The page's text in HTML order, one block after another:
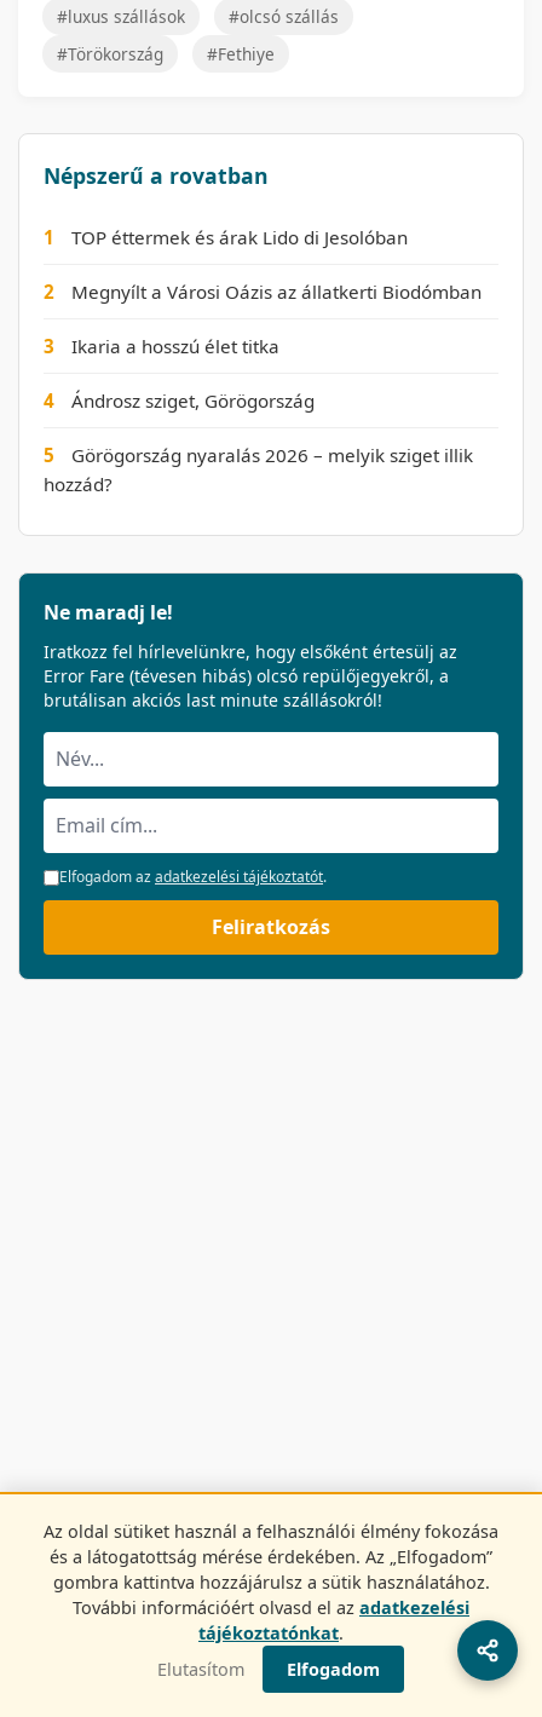
#luxus szállások
#olcsó szállás
#Törökország
#Fethiye
Népszerű a rovatban
1 TOP éttermek és árak Lido di Jesolóban
2 Megnyílt a Városi Oázis az állatkerti Biodómban
3 Ikaria a hosszú élet titka
4 Ándrosz sziget, Görögország
5
Görögország nyaralás 2026 – melyik sziget illik
hozzád?
Ne maradj le!
Iratkozz fel hírlevelünkre, hogy elsőként értesülj az
Error Fare (tévesen hibás) olcsó repülőjegyekről, a
brutálisan akciós last minute szállásokról!
Elfogadom azadatkezelési tájékoztatót.
Feliratkozás
Az oldal sütiket használ a felhasználói élmény fokozása
és a látogatottság mérése érdekében. Az „Elfogadom”
gombra kattintva hozzájárulsz a sütik használatához.
További információért olvasd el az adatkezelési
tájékoztatónkat.
Elutasítom
Elfogadom